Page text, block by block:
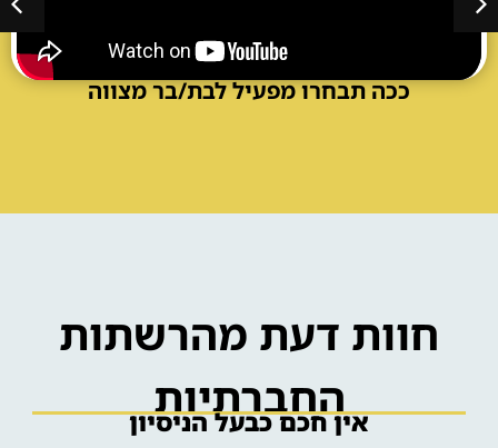
ככה תבחרו מפעיל לבת/בר מצווה
חוות דעת מהרשתות
החברתיות
אין חכם כבעל הניסיון